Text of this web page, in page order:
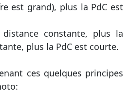
est grand), plus la PdC est
constante, plus la
plus la PdC est courte.
ces quelques principes